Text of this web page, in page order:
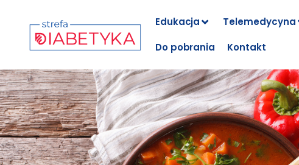
Edukacja Telemedycyna
Do pobrania
Kontakt